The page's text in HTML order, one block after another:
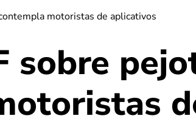
motoristas de aplicativos
sobre